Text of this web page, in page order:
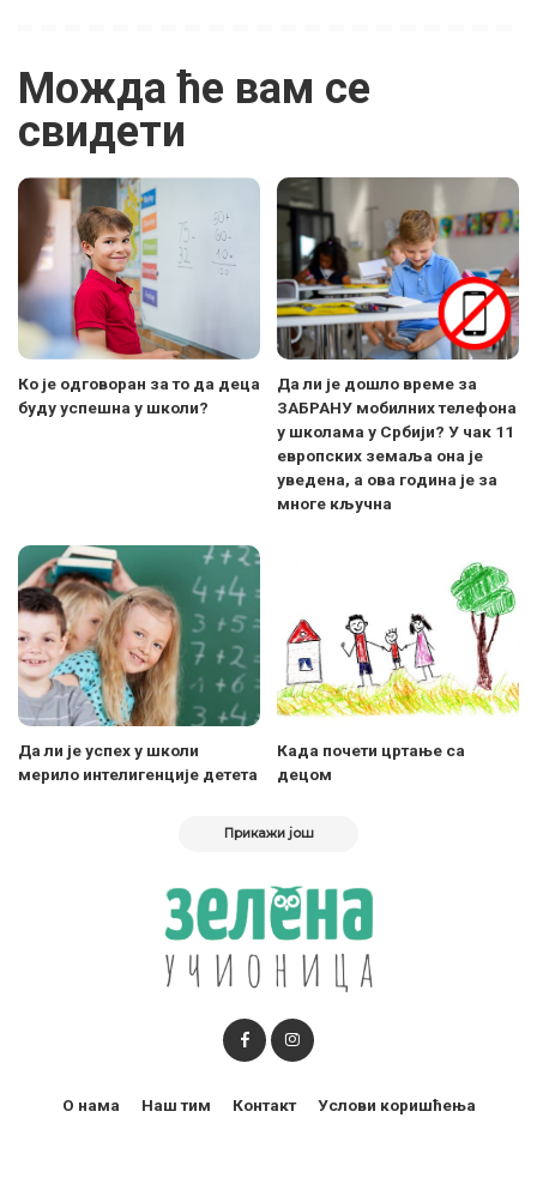
Можда ће вам се
свидети
Ко је одговоран за то да деца
буду успешна у школи?
Да ли је дошло време за
ЗАБРАНУ мобилних телефона
у школама у Србији? У чак 11
европских земаља она је
уведена, а ова година је за
многе кључна
Да ли је успех у школи
мерило интелигенције детета
Када почети цртање са
децом
Прикажи још
О нама Наш тим Контакт Услови коришћења